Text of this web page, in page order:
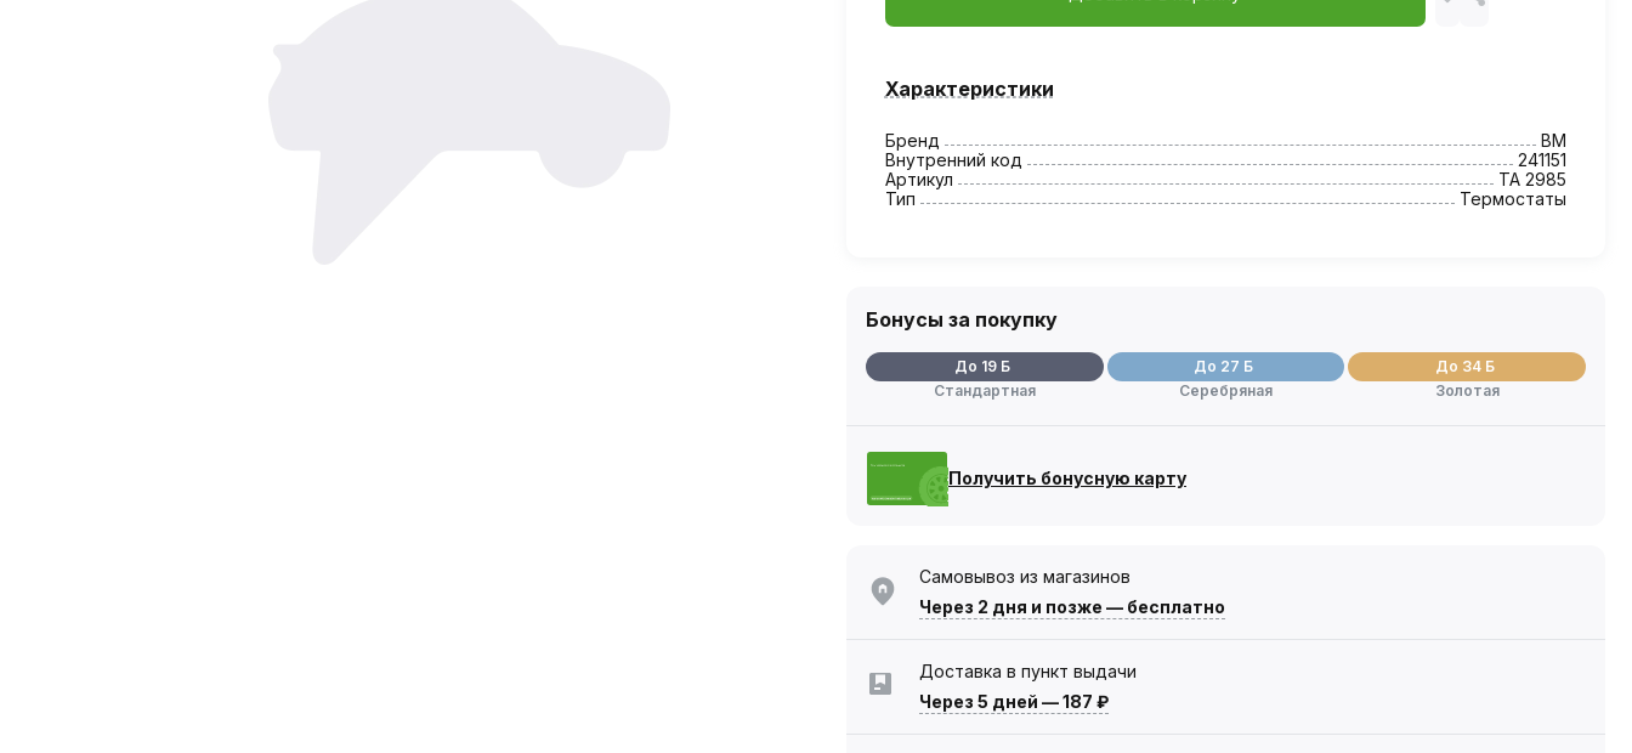
Характеристики
Бренд
BM
Внутренний код
241151
Артикул
TA 2985
Тип
Термостаты
Бонусы за покупку
До 19 Б
Стандартная
До 27 Б
Серебряная
До 34 Б
Золотая
Получить бонусную карту
Самовывоз из магазинов
Через 2 дня и позже — бесплатно
Доставка в пункт выдачи
Через 5 дней —187 ₽